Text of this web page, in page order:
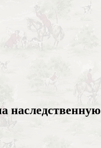
наследственную